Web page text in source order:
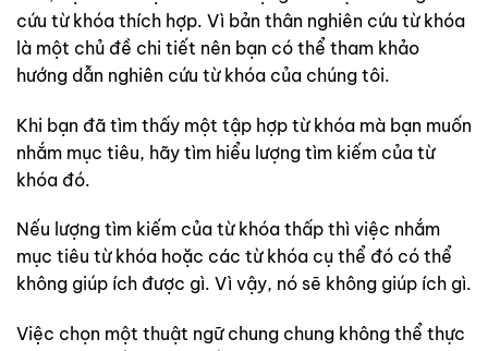
cứu từ khóa thích hợp. Vì bản thân nghiên cứu từ khóa
là một chủ đề chi tiết nên bạn có thể tham khảo
hướng dẫn nghiên cứu từ khóa của chúng tôi.
Khi bạn đã tìm thấy một tập hợp từ khóa mà bạn muốn
nhắm mục tiêu, hãy tìm hiểu lượng tìm kiếm của từ
khóa đó.
Nếu lượng tìm kiếm của từ khóa thấp thì việc nhắm
mục tiêu từ khóa hoặc các từ khóa cụ thể đó có thể
không giúp ích được gì. Vì vậy, nó sẽ không giúp ích gì.
Việc chọn một thuật ngữ chung chung không thể thực